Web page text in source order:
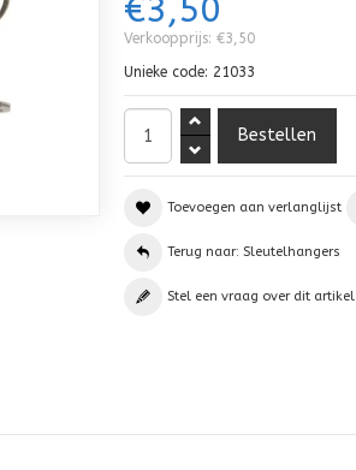
€3,50
Verkoopprijs: €3,50
Unieke code: 21033
Toevoegen aan verlanglijst
Terug naar: Sleutelhangers
Stel een vraag over dit artikel